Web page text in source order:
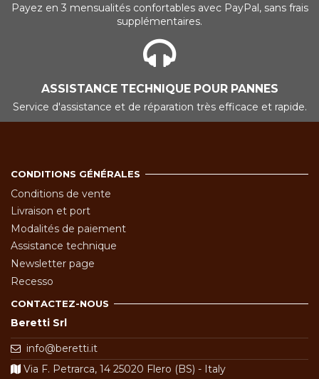
Payez en 3 mensualités confortables avec PayPal, sans frais
supplémentaires.
ASSISTANCE TECHNIQUE POUR PANNES
Service d'assistance et de réparation très efficace et rapide.
CONDITIONS GÉNÉRALES
Conditions de vente
Livraison et port
Modalités de paiement
Assistance technique
Newsletter page
Recesso
CONTACTEZ-NOUS
Beretti Srl
info@beretti.it
Via F. Petrarca, 14 25020 Flero (BS) - Italy